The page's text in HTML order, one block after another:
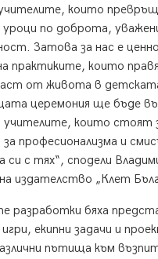
които
по доброта,
Затова за нас е
практиките, които
от живота в
церемония ще бъде
учителите, които стоят
за професионализма и
с тях“, сподели
издателство „Клет
разработки бяха
екипни задачи и
пътища към